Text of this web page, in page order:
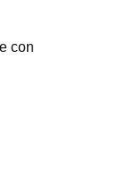
con